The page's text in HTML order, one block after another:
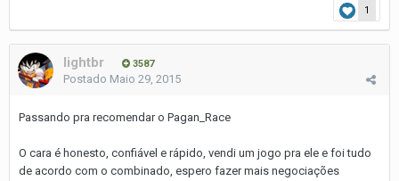
1
lightbr 3587
Postado Maio 29, 2015
Passando pra recomendar o Pagan_Race
O cara é honesto, confiável e rápido, vendi um jogo pra ele e foi tudo
de acordo com o combinado, espero fazer mais negociações